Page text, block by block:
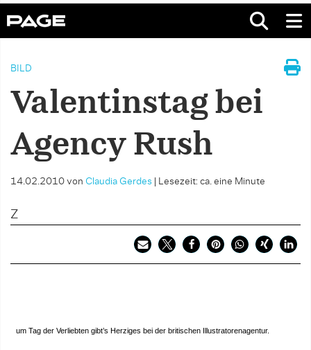
BILD
Valentinstag bei
Agency Rush
14.02.2010 von Claudia Gerdes Lesezeit: ca. eine Minute
Z
um Tag der Verliebten gibt’s Herziges bei der britischen Illustratorenagentur.